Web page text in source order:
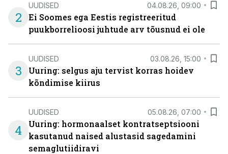
2
UUDISED 04.08.26, 09:00
Ei Soomes ega Eestis registreeritud
puukborrelioosi juhtude arv tõusnud ei ole
3
UUDISED 03.08.26, 15:00
Uuring: selgus aju tervist korras hoidev
kõndimise kiirus
4
UUDISED 05.08.26, 07:00
Uuring: hormonaalset kontratseptsiooni
kasutanud naised alustasid sagedamini
semaglutiidiravi